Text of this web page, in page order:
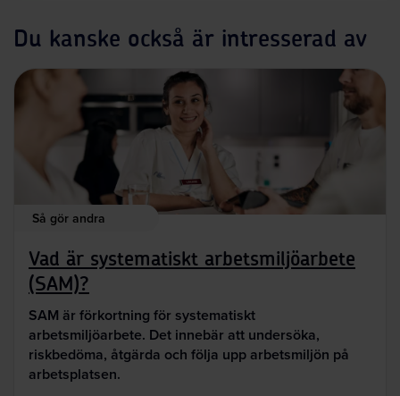
Du kanske också är intresserad av
Så gör andra
Vad är systematiskt arbetsmiljöarbete
(SAM)?
SAM är förkortning för systematiskt
arbetsmiljöarbete. Det innebär att undersöka,
riskbedöma, åtgärda och följa upp arbetsmiljön på
arbetsplatsen.